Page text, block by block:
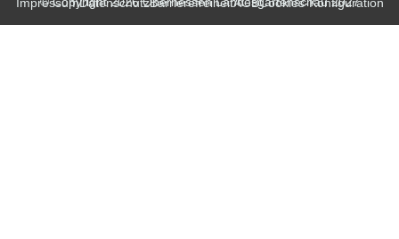
ImpressumDatenschutzBarrierefreiheitAGBCookies-Konfiguration